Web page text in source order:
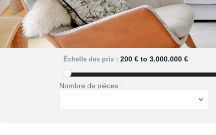
Échelle des prix : 200 € to 3.000.000 €
Nombre de piéces :